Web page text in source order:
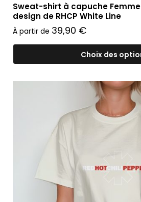
Sweat-shirt à capuche Femme
design de RHCP White Line
À partir de 39,90 €
Choix des